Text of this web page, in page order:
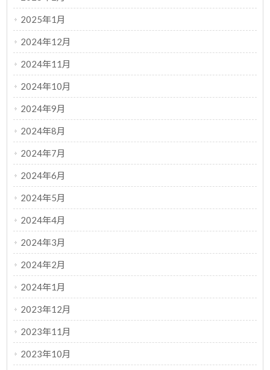
2025年1月
2024年12月
2024年11月
2024年10月
2024年9月
2024年8月
2024年7月
2024年6月
2024年5月
2024年4月
2024年3月
2024年2月
2024年1月
2023年12月
2023年11月
2023年10月